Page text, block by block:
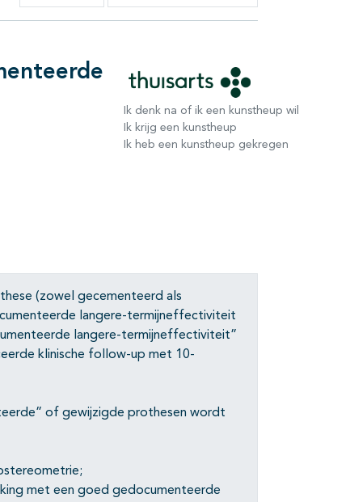
Ik denk na of ik een kunstheup wil
Ik krijg een kunstheup
Ik heb een kunstheup gekregen
(zowel gecementeerd als
langere-termijneffectiviteit
langere-termijneffectiviteit”
klinische follow-up met 10-
of gewijzigde prothesen wordt
met een goed gedocumenteerde